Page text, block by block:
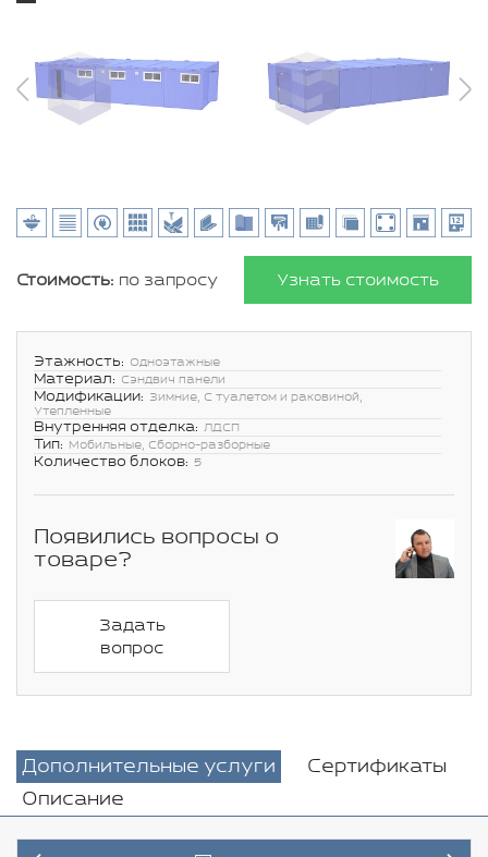
Стоимость: по запросу Узнать стоимость
Этажность: Одноэтажные
Материал: Сэндвич панели
Модификации: Зимние, С туалетом и раковиной,
Утепленные
Внутренняя отделка: ЛДСП
Тип: Мобильные, Сборно-разборные
Количество блоков: 5
Появились вопросы о
товаре?
Задать
вопрос
Дополнительные услуги
Сертификаты
Описание